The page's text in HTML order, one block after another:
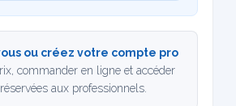
ou créez votre compte pro
commander en ligne et accéder
aux professionnels.